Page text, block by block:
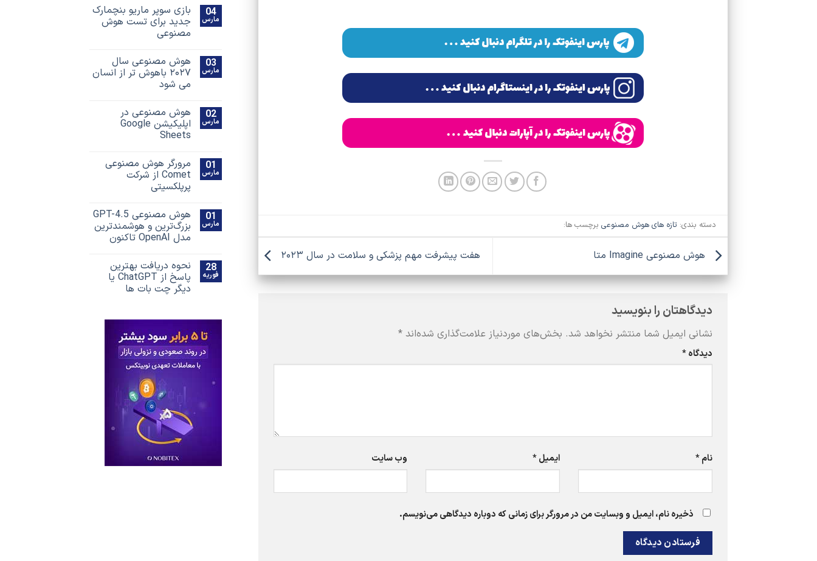
دسته بندی:تازه های هوش مصنوعی برچسب ها:
هوش مصنوعی Imagine متا هفت پیشرفت مهم پزشکی و سلامت در سال ۲۰۲۳
دیدگاهتان را بنویسید
نشانی ایمیل شما منتشر نخواهد شد. بخش‌های موردنیاز علامت‌گذاری شده‌اند *
دیدگاه*
نام* ایمیل* وب‌ سایت
ذخیره نام، ایمیل و وبسایت من در مرورگر برای زمانی که دوباره دیدگاهی می‌نویسم.
04
مارس
بازی سوپر ماریو بنچمارک
جدید برای تست هوش
مصنوعی
03
مارس
هوش مصنوعی سال
۲۰۲۷ باهوش تر از انسان
می شود
02
مارس
هوش مصنوعی در
اپلیکیشن Google
Sheets
01
مارس
مرورگر هوش مصنوعی
Comet از شرکت
پرپلکسیتی
01
مارس
هوش مصنوعی GPT-4.5
بزرگ‌ترین و هوشمندترین
مدل OpenAI تاکنون
28
فوریه
نحوه دریافت بهترین
پاسخ‌ از ChatGPT یا
دیگر چت بات ها